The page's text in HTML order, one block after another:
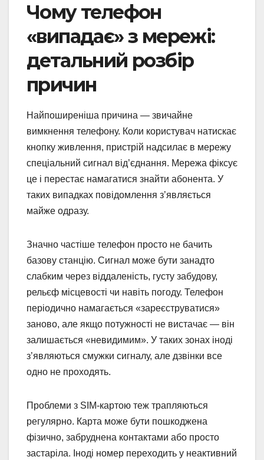
Чому телефон
«випадає» з мережі:
детальний розбір
причин
Найпоширеніша причина — звичайне
вимкнення телефону. Коли користувач натискає
кнопку живлення, пристрій надсилає в мережу
спеціальний сигнал від’єднання. Мережа фіксує
це і перестає намагатися знайти абонента. У
таких випадках повідомлення з’являється
майже одразу.
Значно частіше телефон просто не бачить
базову станцію. Сигнал може бути занадто
слабким через віддаленість, густу забудову,
рельєф місцевості чи навіть погоду. Телефон
періодично намагається «зареєструватися»
заново, але якщо потужності не вистачає — він
залишається «невидимим». У таких зонах іноді
з’являються смужки сигналу, але дзвінки все
одно не проходять.
Проблеми з SIM-картою теж трапляються
регулярно. Карта може бути пошкоджена
фізично, забруднена контактами або просто
застаріла. Іноді номер переходить у неактивний